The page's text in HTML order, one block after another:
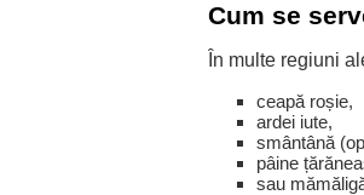
Cum se
În multe regiuni
ceapă roșie,
ardei iute,
smântână
pâine
sau